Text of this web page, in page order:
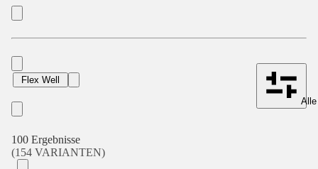
Flex Well
100 Ergebnisse
(154 VARIANTEN)